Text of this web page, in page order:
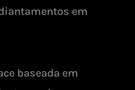
em
baseada em